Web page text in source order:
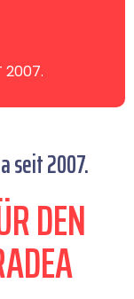
2007.
seit 2007.
DEN